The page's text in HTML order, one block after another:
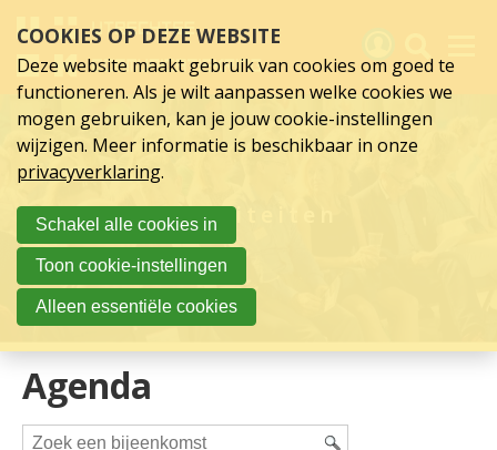
Activiteiten
links
over
Spring
hoofd
inhoud
Spring
naar
hoofdnavigatie
Activiteiten
Agenda
Activiteiten
Nieuws
Verslagen
Sluit je aan
Over UCK
COOKIES OP DEZE WEBSITE
Deze website maakt gebruik van cookies om goed te
functioneren. Als je wilt aanpassen welke cookies we
mogen gebruiken, kan je jouw cookie-instellingen
wijzigen. Meer informatie is beschikbaar in onze
privacyverklaring.
Schakel alle cookies in
Toon cookie-instellingen
Alleen essentiële cookies